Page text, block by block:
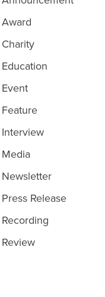
Award
Charity
Education
Event
Feature
Interview
Media
Newsletter
Press Release
Recording
Review